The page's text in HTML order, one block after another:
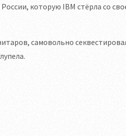
которую IBM стёрла со
самовольно